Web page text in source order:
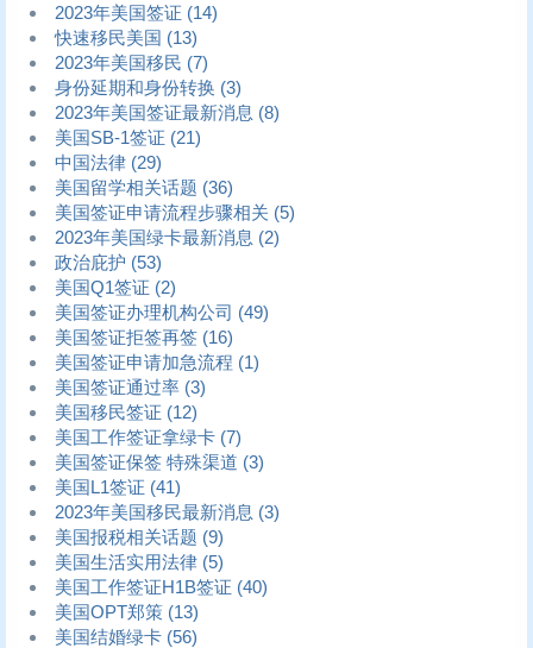
2023年美国签证 (14)
快速移民美国 (13)
2023年美国移民 (7)
身份延期和身份转换 (3)
2023年美国签证最新消息 (8)
美国SB-1签证 (21)
中国法律 (29)
美国留学相关话题 (36)
美国签证申请流程步骤相关 (5)
2023年美国绿卡最新消息 (2)
政治庇护 (53)
美国Q1签证 (2)
美国签证办理机构公司 (49)
美国签证拒签再签 (16)
美国签证申请加急流程 (1)
美国签证通过率 (3)
美国移民签证 (12)
美国工作签证拿绿卡 (7)
美国签证保签 特殊渠道 (3)
美国L1签证 (41)
2023年美国移民最新消息 (3)
美国报税相关话题 (9)
美国生活实用法律 (5)
美国工作签证H1B签证 (40)
美国OPT郑策 (13)
美国结婚绿卡 (56)